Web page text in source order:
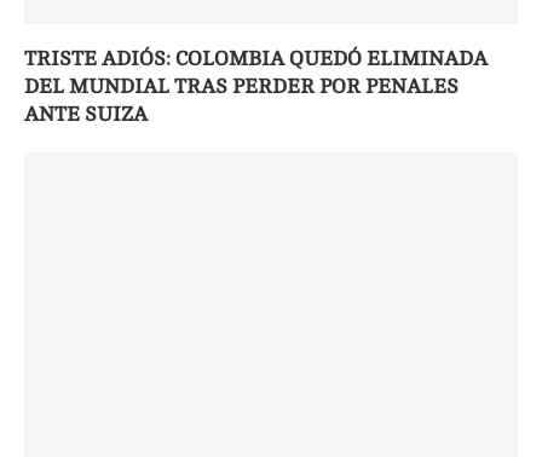
TRISTE ADIÓS: COLOMBIA QUEDÓ ELIMINADA
DEL MUNDIAL TRAS PERDER POR PENALES
ANTE SUIZA